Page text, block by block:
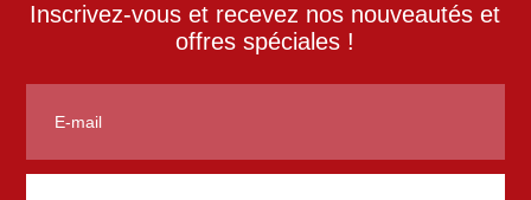
Inscrivez-vous et recevez nos nouveautés et
offres spéciales !